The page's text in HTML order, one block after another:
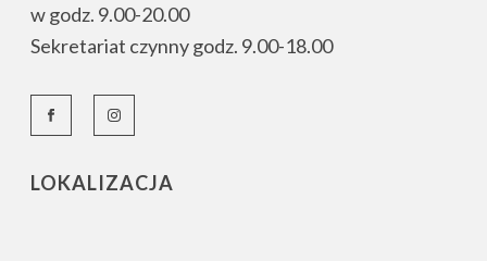
w godz. 9.00-20.00
Sekretariat czynny godz. 9.00-18.00
LOKALIZACJA